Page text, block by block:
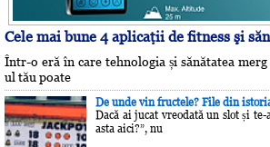
Cele mai bune 4 aplicaţii de fitness şi
Într-o eră în care tehnologia și sănătatea
ul tău poate
De unde vin fructele? File din
Dacă ai jucat vreodată un slot și
asta aici?”, nu